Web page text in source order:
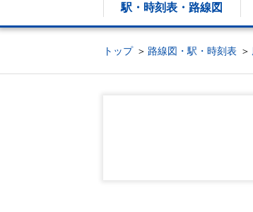
駅・時刻表・路線図
トップ 路線図・駅・時刻表